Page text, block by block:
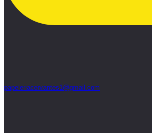
papeleriacervantes1@gmail.com